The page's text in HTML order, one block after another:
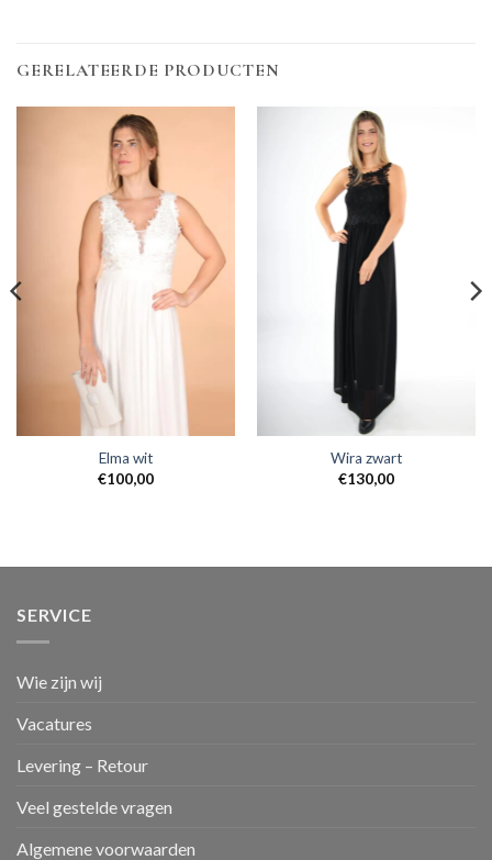
GERELATEERDE PRODUCTEN
Elma wit
€100,00
Wira zwart
€130,00
SERVICE
Wie zijn wij
Vacatures
Levering – Retour
Veel gestelde vragen
Algemene voorwaarden